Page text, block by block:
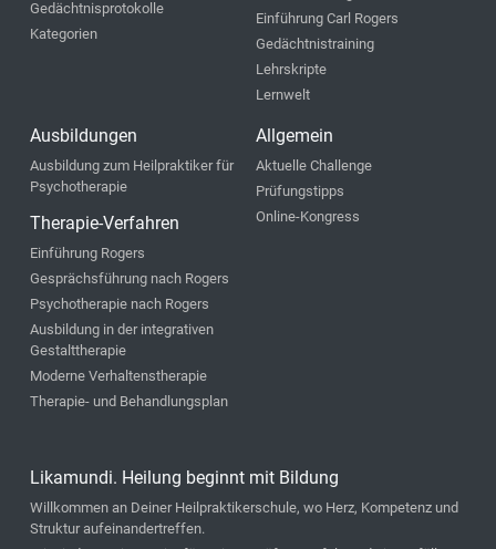
Gedächtnisprotokolle
Kategorien
Einführung Carl Rogers
Gedächtnistraining
Lehrskripte
Lernwelt
Ausbildungen
Ausbildung zum Heilpraktiker für
Psychotherapie
Therapie-Verfahren
Einführung Rogers
Gesprächsführung nach Rogers
Psychotherapie nach Rogers
Ausbildung in der integrativen
Gestalttherapie
Moderne Verhaltenstherapie
Therapie- und Behandlungsplan
Allgemein
Aktuelle Challenge
Prüfungstipps
Online-Kongress
Likamundi. Heilung beginnt mit Bildung
Willkommen an Deiner Heilpraktikerschule, wo Herz, Kompetenz und
Struktur aufeinandertreffen.